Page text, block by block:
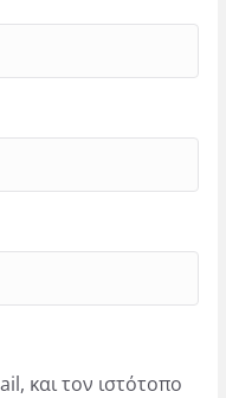
και τον ιστότοπο